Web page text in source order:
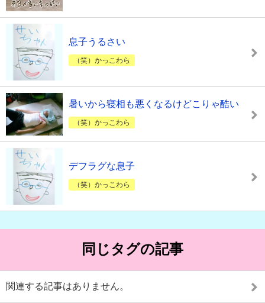
息子うるさい
（笑）かっこわら
暑いから寝相も悪くなるけどこりゃ酷い
（笑）かっこわら
デフラグな息子
（笑）かっこわら
同じタグの記事
関連する記事はありません。